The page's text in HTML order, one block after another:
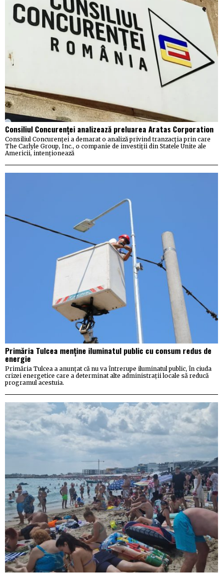
Consiliul Concurenței analizează preluarea Aratas Corporation
Consiliul Concurenței a demarat o analiză privind tranzacția prin care
The Carlyle Group, Inc., o companie de investiții din Statele Unite ale
Americii, intenționează
Primăria Tulcea menține iluminatul public cu consum redus de
energie
Primăria Tulcea a anunțat că nu va întrerupe iluminatul public, în ciuda
crizei energetice care a determinat alte administrații locale să reducă
programul acestuia.